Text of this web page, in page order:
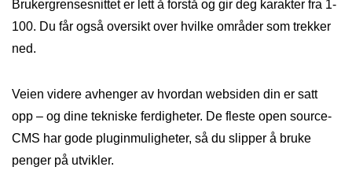
Brukergrensesnittet er lett å forstå og gir deg karakter fra 1-
100. Du får også oversikt over hvilke områder som trekker
ned.
Veien videre avhenger av hvordan websiden din er satt
opp – og dine tekniske ferdigheter. De fleste open source-
CMS har gode pluginmuligheter, så du slipper å bruke
penger på utvikler.